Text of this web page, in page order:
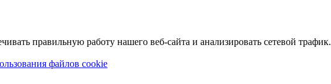
правильную работу нашего веб-сайта и анализировать сетевой трафик.
файлов cookie